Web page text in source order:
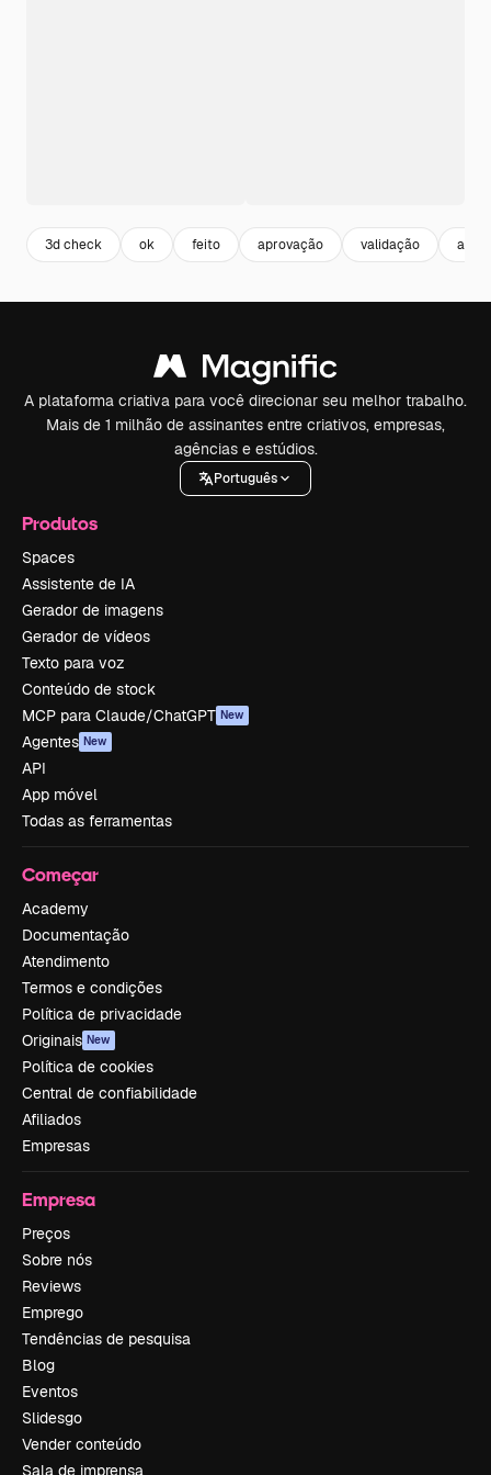
3d check ok feito aprovação validação
A plataforma criativa para você direcionar seu melhor trabalho.
Mais de 1 milhão de assinantes entre criativos, empresas,
agências e estúdios.
Português
Produtos
Spaces
Assistente de IA
Gerador de imagens
Gerador de vídeos
Texto para voz
Conteúdo de stock
MCP para Claude/ChatGPT New
Agentes New
API
App móvel
Todas as ferramentas
Começar
Academy
Documentação
Atendimento
Termos e condições
Política de privacidade
Originais New
Política de cookies
Central de confiabilidade
Afiliados
Empresas
Empresa
Preços
Sobre nós
Reviews
Emprego
Tendências de pesquisa
Blog
Eventos
Slidesgo
Vender conteúdo
Sala de imprensa